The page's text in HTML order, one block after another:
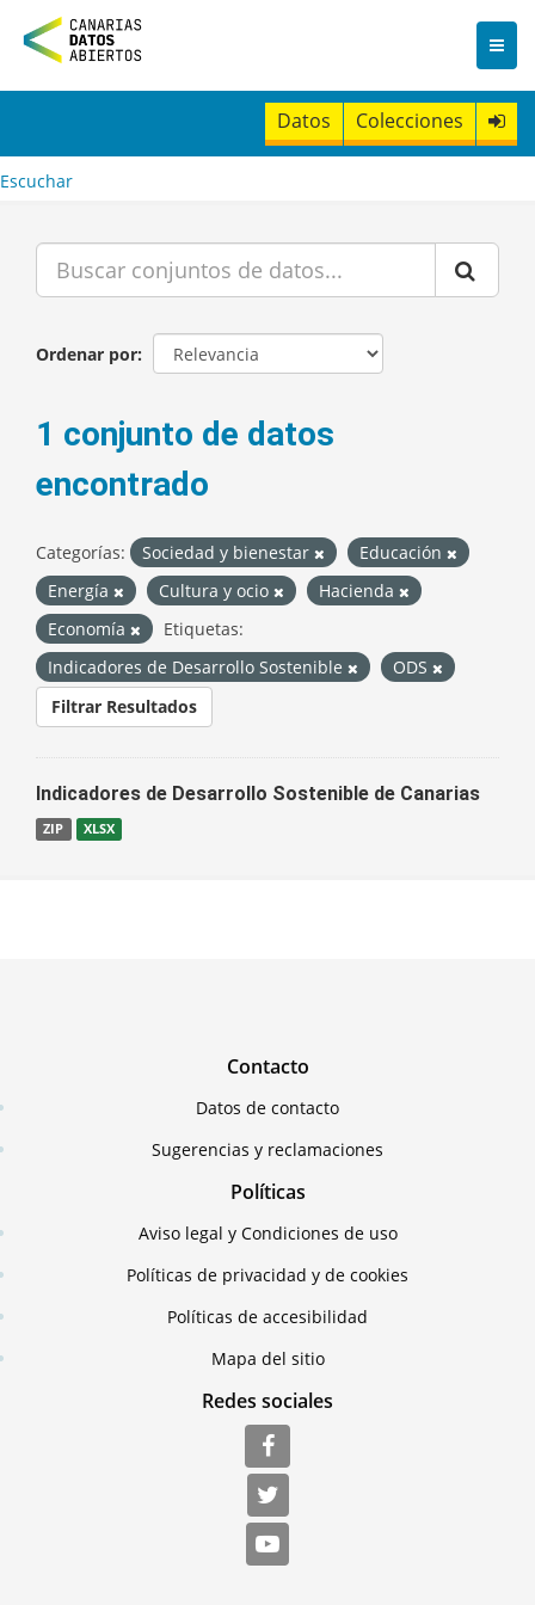
n
t
Datos Colecciones
Escuchar
Ordenar por
1 conjunto de datos
encontrado
Categorías: Sociedad y bienestar
Educación
Energía
Cultura y ocio
Hacienda
Economía
Etiquetas:
Indicadores de Desarrollo Sostenible
ODS
Filtrar Resultados
Indicadores de Desarrollo Sostenible de Canarias
ZIP XLSX
Contacto
Datos de contacto
Sugerencias y reclamaciones
Políticas
Aviso legal y Condiciones de uso
Políticas de privacidad y de cookies
Políticas de accesibilidad
Mapa del sitio
Redes sociales